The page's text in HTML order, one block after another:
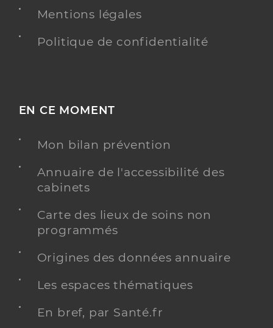
Mentions légales
Politique de confidentialité
EN CE MOMENT
Mon bilan prévention
Annuaire de l'accessibilité des
cabinets
Carte des lieux de soins non
programmés
Origines des données annuaire
Les espaces thématiques
En bref, par Santé.fr